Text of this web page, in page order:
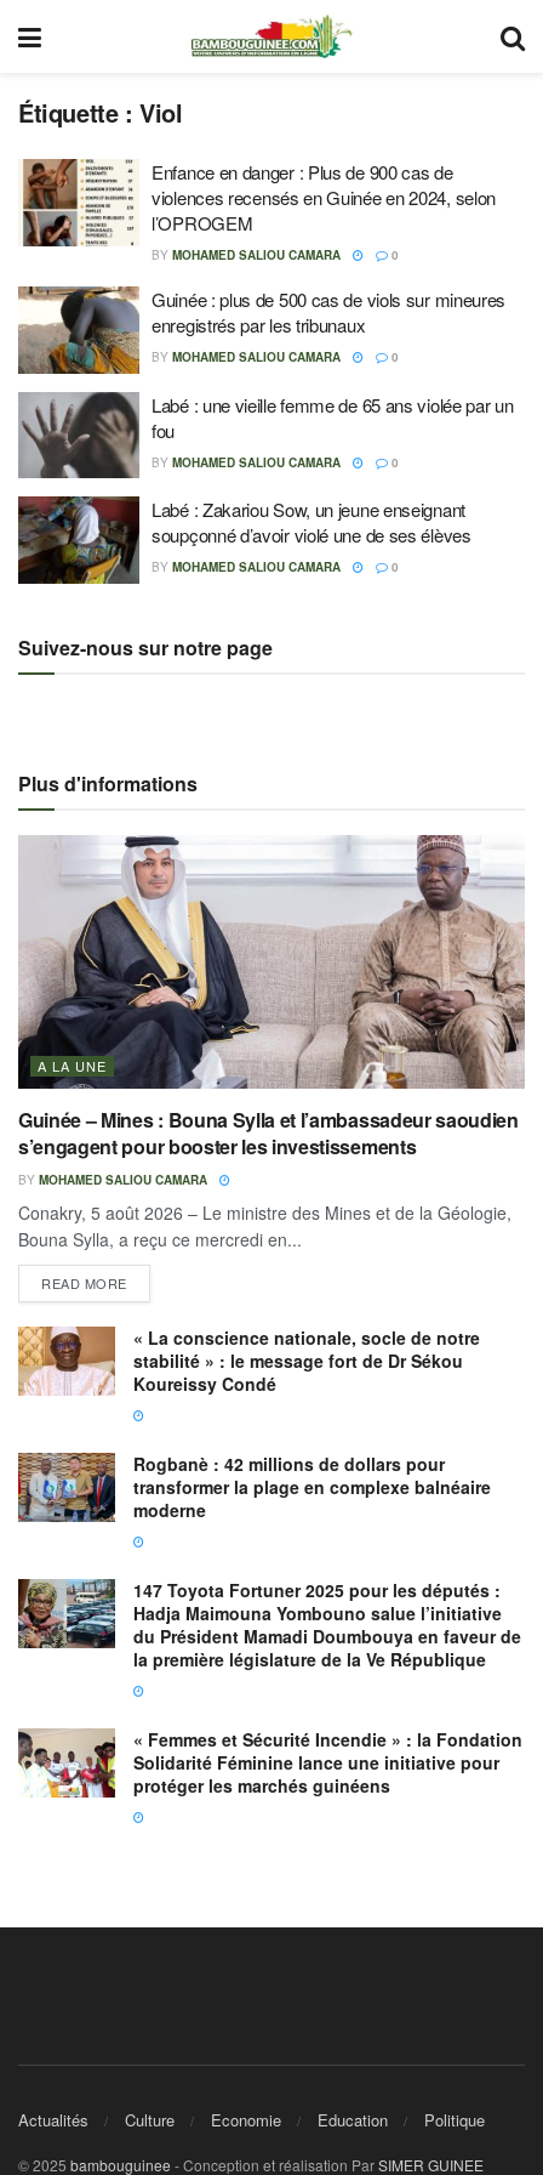
Étiquette :Viol
Enfance en danger : Plus de 900 cas de
violences recensés en Guinée en 2024, selon
l’OPROGEM
BY MOHAMED SALIOU CAMARA 0
Guinée : plus de 500 cas de viols sur mineures
enregistrés par les tribunaux
BY MOHAMED SALIOU CAMARA 0
Labé : une vieille femme de 65 ans violée par un
fou
BY MOHAMED SALIOU CAMARA 0
Labé : Zakariou Sow, un jeune enseignant
soupçonné d’avoir violé une de ses élèves
BY MOHAMED SALIOU CAMARA 0
Suivez-nous sur notre page
Plus d'informations
A LA UNE
Guinée – Mines : Bouna Sylla et l’ambassadeur saoudien
s’engagent pour booster les investissements
BY MOHAMED SALIOU CAMARA
Conakry, 5 août 2026 – Le ministre des Mines et de la Géologie,
Bouna Sylla, a reçu ce mercredi en...
READ MORE
« La conscience nationale, socle de notre
stabilité » : le message fort de Dr Sékou
Koureissy Condé
Rogbanè : 42 millions de dollars pour
transformer la plage en complexe balnéaire
moderne
147 Toyota Fortuner 2025 pour les députés :
Hadja Maimouna Yombouno salue l’initiative
du Président Mamadi Doumbouya en faveur de
la première législature de la Ve République
« Femmes et Sécurité Incendie » : la Fondation
Solidarité Féminine lance une initiative pour
protéger les marchés guinéens
Actualités Culture Economie Education Politique
© 2025 bambouguinee - Conception et réalisation ParSIMER GUINEE